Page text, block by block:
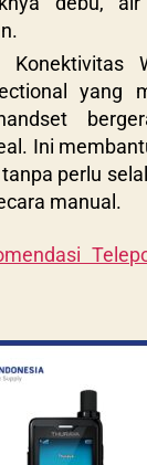
Konektivitas
yang
Ini
perlu
manual.